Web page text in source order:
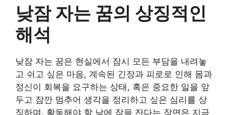
낮잠 자는 꿈의 상징적인
해석
낮잠 자는 꿈은 현실에서 잠시 모든 부담을 내려놓
고 쉬고 싶은 마음, 계속된 긴장과 피로로 인해 몸과
정신이 회복을 요구하는 상태, 혹은 중요한 일을 앞
두고 잠깐 멈추어 생각을 정리하고 싶은 심리를 상
징하며, 활동해야 할 낮에 잠을 잔다는 장면은 지금